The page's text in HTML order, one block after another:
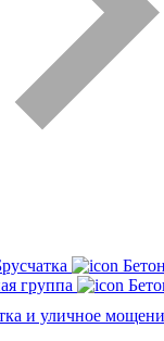
группа
и уличное